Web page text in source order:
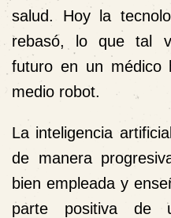
salud. Hoy la
rebasó, lo que tal
futuro en un médico
medio robot.
La inteligencia
de manera
bien empleada y
parte positiva